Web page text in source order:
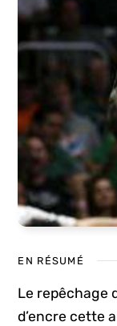
EN RÉSUMÉ
Le repêchage
d’encre cette